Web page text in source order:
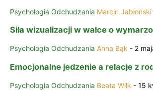
Psychologia Odchudzania Marcin Jabłoński
Siła wizualizacji w walce o
Psychologia Odchudzania Anna Bąk - 2
Emocjonalne jedzenie a relacje z
Psychologia Odchudzania Beata Wilk - 15